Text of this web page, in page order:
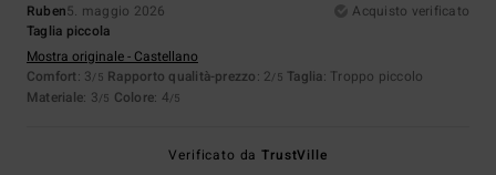
Ruben5. maggio 2026
Acquisto verificato
Taglia piccola
Mostra originale - Castellano
Comfort: 3/5 Rapporto qualità-prezzo: 2/5 Taglia: Troppo piccolo
Materiale: 3/5 Colore: 4/5
Verificato daTrustVille